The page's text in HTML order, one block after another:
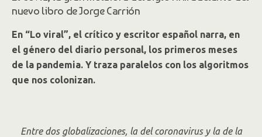
nuevo libro de Jorge Carrión
En “Lo viral”, el crítico y escritor español narra, en
el género del diario personal, los primeros meses
de la pandemia. Y traza paralelos con los algoritmos
que nos colonizan.
Entre dos globalizaciones, la del coronavirus y la de la